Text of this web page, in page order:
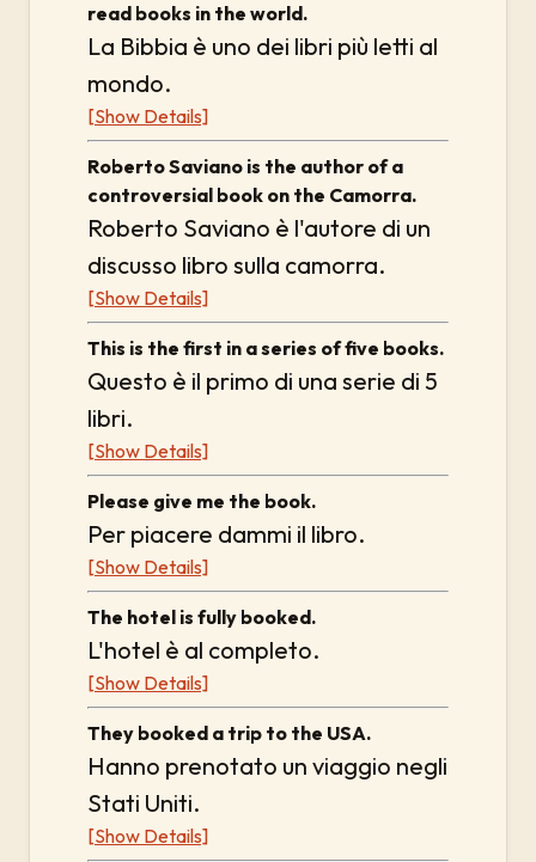
read books in the world.
La Bibbia è uno dei libri più letti al
mondo.
[Show Details]
Roberto Saviano is the author of a
controversial book on the Camorra.
Roberto Saviano è l'autore di un
discusso libro sulla camorra.
[Show Details]
This is the first in a series of five books.
Questo è il primo di una serie di 5
libri.
[Show Details]
Please give me the book.
Per piacere dammi il libro.
[Show Details]
The hotel is fully booked.
L'hotel è al completo.
[Show Details]
They booked a trip to the USA.
Hanno prenotato un viaggio negli
Stati Uniti.
[Show Details]